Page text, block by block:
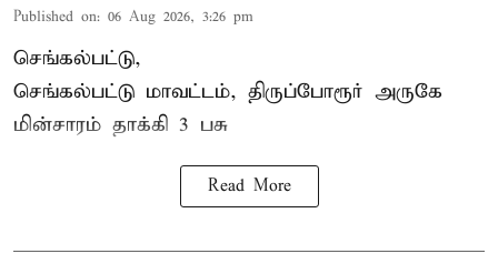
Published on: 06 Aug 2026, 3:26 pm
செங்கல்பட்டு,
செங்கல்பட்டு மாவட்டம், திருப்போரூர் அருகே
மின்சாரம் தாக்கி 3 பசு
Read More